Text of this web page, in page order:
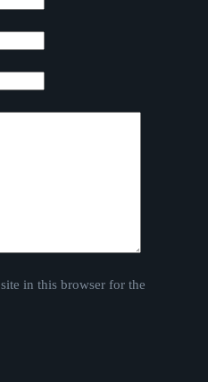
in this browser for the